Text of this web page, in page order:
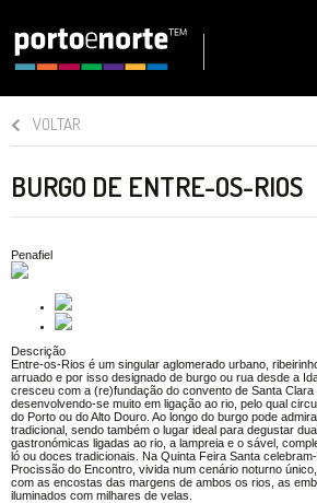
VOLTAR
BURGO DE ENTRE-OS-RIOS
Penafiel
Descrição
Entre-os-Rios é um singular aglomerado urbano,
arruado e por isso designado de burgo ou rua desde a
cresceu com a (re)fundação do convento de Santa Clara
desenvolvendo-se muito em ligação ao rio, pelo qual
do Porto ou do Alto Douro. Ao longo do burgo pode
tradicional, sendo também o lugar ideal para degustar
gastronómicas ligadas ao rio, a lampreia e o sável,
ló ou doces tradicionais. Na Quinta Feira Santa
Procissão do Encontro, vivida num cenário noturno
com as encostas das margens de ambos os rios, as
iluminados com milhares de velas.